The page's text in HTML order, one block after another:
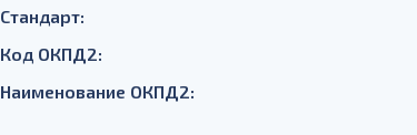
Стандарт:
Код ОКПД2:
Наименование ОКПД2: